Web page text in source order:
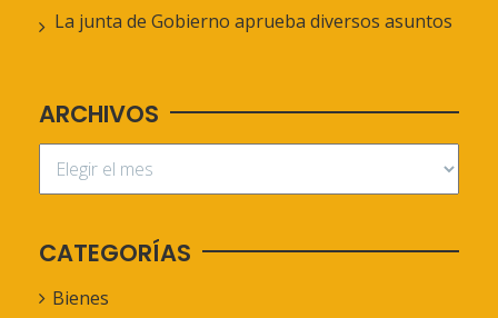
La junta de Gobierno aprueba diversos asuntos
ARCHIVOS
CATEGORÍAS
Bienes